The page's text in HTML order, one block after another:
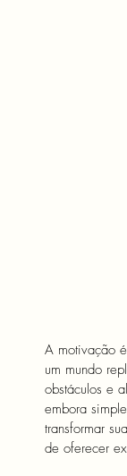
A motivação
um mundo
obstáculos e
embora
transformar
de oferecer